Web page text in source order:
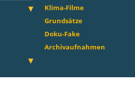
Klima-Filme
Grundsätze
Doku-Fake
Archivaufnahmen